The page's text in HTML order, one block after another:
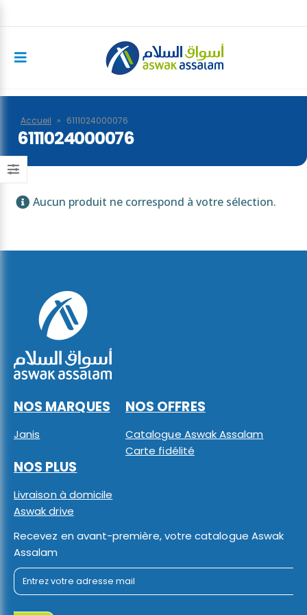
Accueil » 6111024000076
6111024000076
Aucun produit ne correspond à votre sélection.
NOS MARQUES
Janis
NOS OFFRES
Catalogue Aswak Assalam
Carte fidélité
NOS PLUS
Livraison à domicile
Aswak drive
Recevez en avant-première, votre catalogue Aswak
Assalam